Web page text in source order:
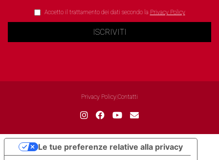
Accetto il trattamento dei dati secondo la Privacy Policy
ISCRIVITI
Privacy Policy Contatti
Le tue preferenze relative alla privacy